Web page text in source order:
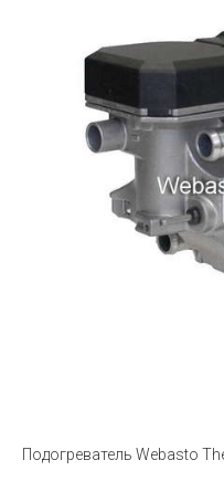
Подогреватель Webasto